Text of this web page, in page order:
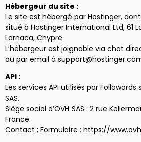
Hébergeur du site :
Le site est hébergé par Hostinger,
situé à Hostinger International Ltd, 61
Larnaca, Chypre.
L’hébergeur est joignable via chat
ou par email à
API :
Les services API utilisés par
SAS.
Siège social d’OVH SAS : 2 rue
France.
Contact : Formulaire : https://